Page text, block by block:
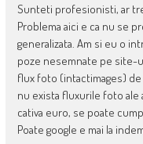
Sunteti profesionisti, ar
Problema aici e ca nu se
generalizata. Am si eu o
poze nesemnate pe site-
flux foto (intactimages)
nu exista fluxurile foto ale
cativa euro, se poate
Poate google e mai la